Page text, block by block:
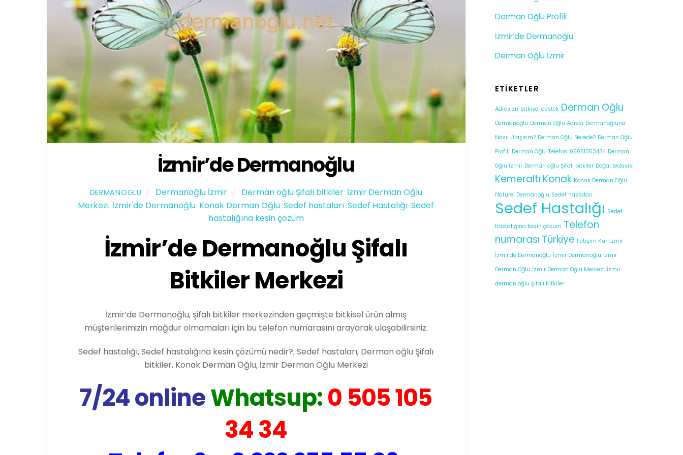
İzmir’de Dermanoğlu
DERMANOGLU Dermanoğlu İzmir Derman oğlu Şifalı bitkiler, İzmir Derman Oğlu
Merkezi İzmir'de Dermanoğlu Konak Derman Oğlu ,Sedef hastaları ,Sedef Hastalığı ,Sedef
hastalığına kesin çözüm
İzmir’de Dermanoğlu Şifalı
Bitkiler Merkezi
İzmir’de Dermanoğlu, şifalı bitkiler merkezinden geçmişte bitkisel ürün almış
müşterilerimizin mağdur olmamaları için bu telefon numarasını arayarak ulaşabilirsiniz.
Sedef hastalığı, Sedef hastalığına kesin çözümü nedir?, Sedef hastaları, Derman oğlu Şifalı
bitkiler, Konak Derman Oğlu, İzmir Derman Oğlu Merkezi
7/24 onlineWhatsup:0 505 105
34 34
Derman Oğlu Profili
İzmir’de Dermanoğlu
Derman Oğlu İzmir
ETIKETLER
Adresleri Bitkisel destek Derman Oğlu
Dermanoğlu Derman Oğlu Adresi Dermanoğluna
Nasıl Ulaşırım? Derman Oğlu Nerede? Derman Oğlu
Profili Derman Oğlu Telefon: 05051053434 Derman
Oğlu İzmir Derman oğlu Şifalı bitkiler Doğal tedavisi
Kemeraltı Konak Konak Derman Oğlu
Naturel Dermanoğlu Sedef hastaları
Sedef Hastalığı Sedef
hastalığına kesin çözüm Telefon
numarası Türkiye İletişim Kur İzmir
İzmir'de Dermanoğlu İzmir Dermanoğlu İzmir
Derman Oğlu İzmir Derman Oğlu Merkezi İzmir
derman oğlu şifalı bitkiler